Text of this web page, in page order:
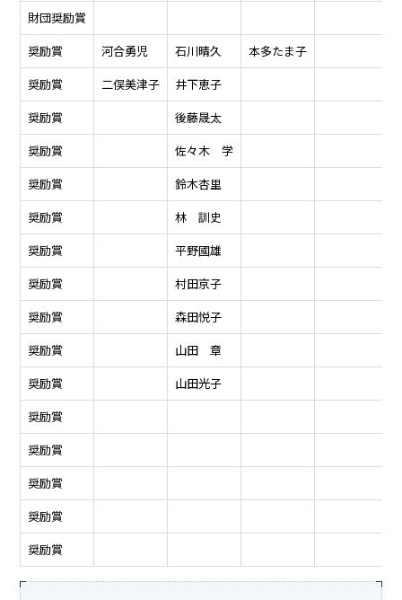
財団奨励賞
奨励賞
河合勇児 石川晴久 本多たま子
奨励賞
二俣美津子 井下恵子
奨励賞
後藤晟太
奨励賞
佐々木 学
奨励賞
鈴木杏里
奨励賞
林 訓史
奨励賞
平野國雄
奨励賞
村田京子
奨励賞
森田悦子
奨励賞
山田 章
奨励賞
山田光子
奨励賞
奨励賞
奨励賞
奨励賞
奨励賞